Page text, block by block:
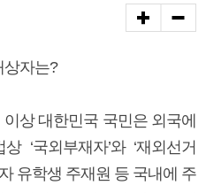
상자는?
상 대한민국 국민은 외국에
‘국외부재자’와 ‘재외선거
유학생 주재원 등 국내에 주